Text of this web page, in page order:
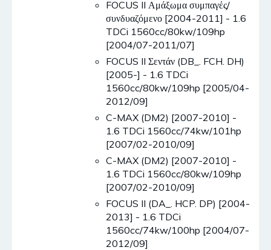
FOCUS II Αμάξωμα συμπαγές/
συνδυαζόμενο [2004-2011] - 1.6
TDCi 1560cc/80kw/109hp
[2004/07-2011/07]
FOCUS II Σεντάν (DB_. FCH. DH)
[2005-] - 1.6 TDCi
1560cc/80kw/109hp [2005/04-
2012/09]
C-MAX (DM2) [2007-2010] -
1.6 TDCi 1560cc/74kw/101hp
[2007/02-2010/09]
C-MAX (DM2) [2007-2010] -
1.6 TDCi 1560cc/80kw/109hp
[2007/02-2010/09]
FOCUS II (DA_. HCP. DP) [2004-
2013] - 1.6 TDCi
1560cc/74kw/100hp [2004/07-
2012/09]